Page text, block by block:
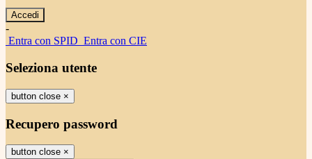
-
Entra con SPID Entra con CIE
Seleziona utente
button close ×
Recupero password
button close ×